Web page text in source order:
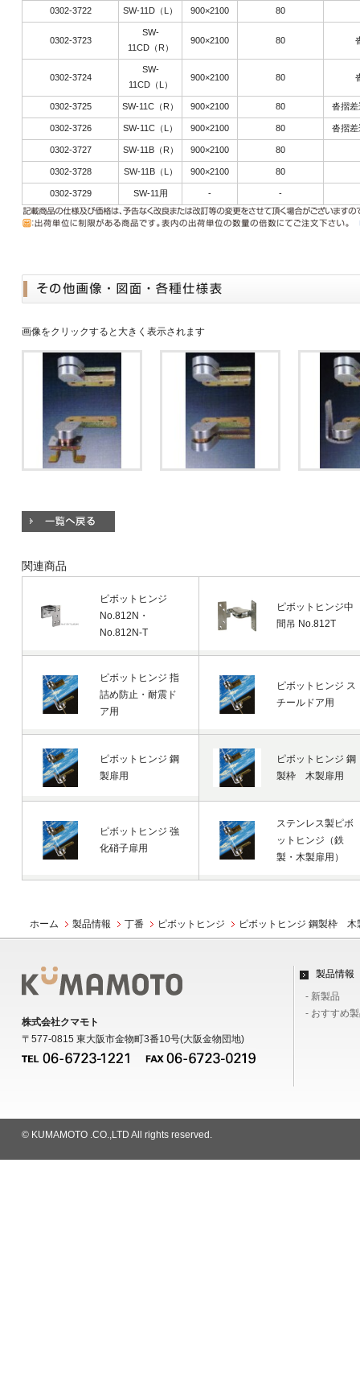
0302-3722 SW-11D（L）
0302-3723
SW-
11CD（R）
0302-3724
SW-
11CD（L）
0302-3725 SW-11C（R）
0302-3726 SW-11C（L）
0302-3727 SW-11B（R）
0302-3728 SW-11B（L）
0302-3729 SW-11用
900×2100 80
900×2100 80
900×2100 80
900×2100 80 沓摺
900×2100 80 沓摺
900×2100 80
900×2100 80
- -
画像をクリックすると大きく表示されます
関連商品
ピボットヒンジ
No.812N・
No.812N-T
ピボットヒンジ中
間吊 No.812T
ピボットヒンジ 指
詰め防止・耐震ド
ア用
ピボットヒンジ ス
チールドア用
ピボットヒンジ 鋼
製扉用
ピボットヒンジ 鋼
製枠 木製扉用
ピボットヒンジ 強
化硝子扉用
ステンレス製ピボ
ットヒンジ（鉄
製・木製扉用）
ホーム 製品情報 丁番 ピボットヒンジ ピボットヒンジ 鋼製枠 木
株式会社クマモト
〒577-0815 東大阪市金物町3番10号(大阪金物団地)
製品情報
- 新製品
- おすすめ
© KUMAMOTO .CO.,LTD All rights reserved.